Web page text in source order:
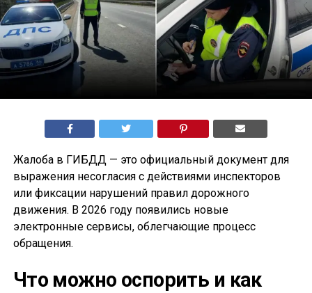
Жалоба в ГИБДД — это официальный документ для
выражения несогласия с действиями инспекторов
или фиксации нарушений правил дорожного
движения. В 2026 году появились новые
электронные сервисы, облегчающие процесс
обращения.
Что можно оспорить и как